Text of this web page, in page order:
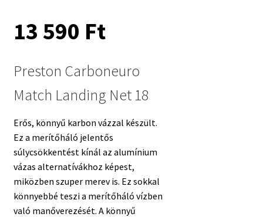
13 590 Ft
Preston Carboneuro
Match Landing Net 18
Erős, könnyű karbon vázzal készült.
Ez a merítőháló jelentős
súlycsökkentést kínál az alumínium
vázas alternatívákhoz képest,
miközben szuper merev is. Ez sokkal
könnyebbé teszi a merítőháló vízben
való manőverezését. A könnyű